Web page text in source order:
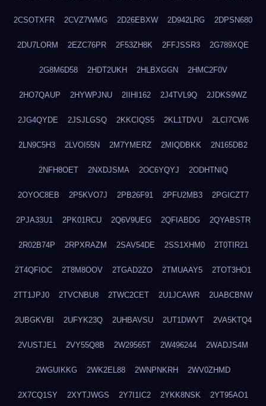
2CSOTXFR 2CVZ7WMG 2D26EBXW 2D942LRG 2DPSN680
2DU7LORM 2EZC76PR 2F53ZH8K 2FFJSSR3 2G789XQE
2G8M6D58 2HDT2UKH 2HLBXGGN 2HMC2F0V
2HO7QAUP 2HYWPJNU 2IIHI162 2J4TVL9Q 2JDKS9WZ
2JG4QYDE 2JSJLGSQ 2KKCIQS5 2KL1TDVU 2LCI7CW6
2LN9C5H3 2LVOI55N 2M7YMERZ 2MIQDBKK 2N165DB2
2NFH8OET 2NXDJSMA 2OC6YQYJ 2ODHTNIQ
2OYOC8EB 2P5KVO7J 2PB26F91 2PFU2MB3 2PGICZT7
2PJA33U1 2PK01RCU 2Q6V9UEG 2QFIABDG 2QYABSTR
2R02B74P 2RPXRAZM 2SAV54DE 2SS1XHM0 2T0TIR21
2T4QFIOC 2T8M8OOV 2TGAD2ZO 2TMUAAY5 2TOT3HO1
2TT1JPJ0 2TVCNBU8 2TWC2CET 2U1JCAWR 2UABCBNW
2UBGKVBI 2UFYK23Q 2UHBAVSU 2UT1DWVT 2VA5KTQ4
2VUSTJE1 2VY55Q8B 2W29565T 2W496244 2WADJS4M
2WGUIKKG 2WK2EL88 2WNPNKRH 2WV0ZHMD
2X7CQ1SY 2XYTJWGS 2Y7I1IC2 2YKK8NSK 2YT95AO1